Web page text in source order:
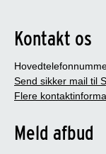
Kontakt os
Send sikker mail til
Flere
Meld afbud